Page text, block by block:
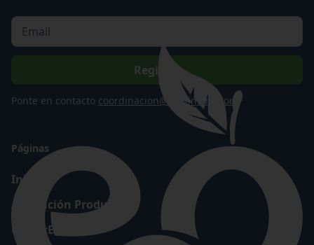
Ponte en contacto coordinacion@eoalimenta.org
Páginas
Inicio
Asociación Produtoras
ComerEo